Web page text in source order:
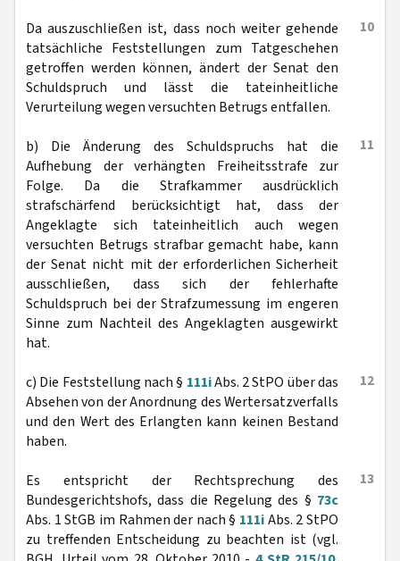
10
Da auszuschließen ist, dass noch weiter gehende
tatsächliche Feststellungen zum Tatgeschehen
getroffen werden können, ändert der Senat den
Schuldspruch und lässt die tateinheitliche
Verurteilung wegen versuchten Betrugs entfallen.
11
b) Die Änderung des Schuldspruchs hat die
Aufhebung der verhängten Freiheitsstrafe zur
Folge. Da die Strafkammer ausdrücklich
strafschärfend berücksichtigt hat, dass der
Angeklagte sich tateinheitlich auch wegen
versuchten Betrugs strafbar gemacht habe, kann
der Senat nicht mit der erforderlichen Sicherheit
ausschließen, dass sich der fehlerhafte
Schuldspruch bei der Strafzumessung im engeren
Sinne zum Nachteil des Angeklagten ausgewirkt
hat.
12
c) Die Feststellung nach § 111iAbs. 2 StPO über das
Absehen von der Anordnung des Wertersatzverfalls
und den Wert des Erlangten kann keinen Bestand
haben.
13
Es entspricht der Rechtsprechung des
Bundesgerichtshofs, dass die Regelung des § 73c
Abs. 1 StGB im Rahmen der nach § 111iAbs. 2 StPO
zu treffenden Entscheidung zu beachten ist (vgl.